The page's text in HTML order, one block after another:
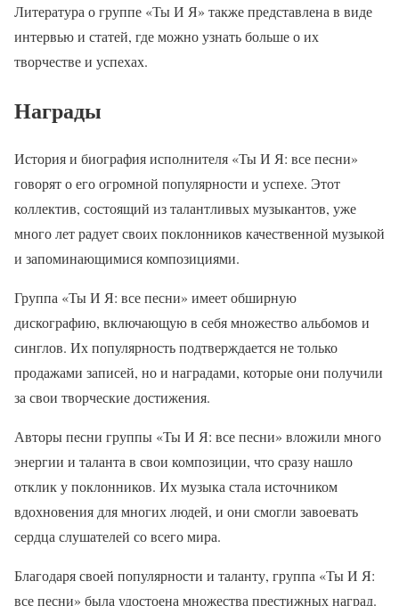
Литература о группе «Ты И Я» также представлена в виде
интервью и статей, где можно узнать больше о их
творчестве и успехах.
Награды
История и биография исполнителя «Ты И Я: все песни»
говорят о его огромной популярности и успехе. Этот
коллектив, состоящий из талантливых музыкантов, уже
много лет радует своих поклонников качественной музыкой
и запоминающимися композициями.
Группа «Ты И Я: все песни» имеет обширную
дискографию, включающую в себя множество альбомов и
синглов. Их популярность подтверждается не только
продажами записей, но и наградами, которые они получили
за свои творческие достижения.
Авторы песни группы «Ты И Я: все песни» вложили много
энергии и таланта в свои композиции, что сразу нашло
отклик у поклонников. Их музыка стала источником
вдохновения для многих людей, и они смогли завоевать
сердца слушателей со всего мира.
Благодаря своей популярности и таланту, группа «Ты И Я:
все песни» была удостоена множества престижных наград.